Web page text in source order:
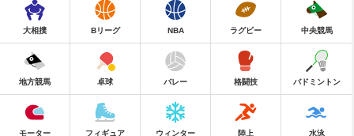
大相撲 Bリーグ NBA ラグビー 中央競馬
地方競馬 卓球 バレー 格闘技 バドミントン
モーター フィギュア ウィンター 陸上 水泳